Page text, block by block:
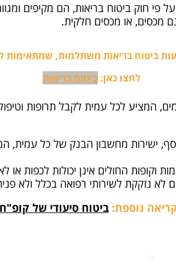
על פי חוק ביטוח בריאות, הם מקיפים
מכסים, או מכסים חלקית.
ביטוח בריאות משתלמות, שמתאימות
לחצו כאן:ביטוח בריאות
המציע לכל עמית לקבל תרופות
ישירות מחשבון הבנק של כל
וקופות החולים אינן יכולות לכפות
נזקקת לשירותי רפואה בכלל ולא
נוספת: ביטוח סיעודי של קופ"ח